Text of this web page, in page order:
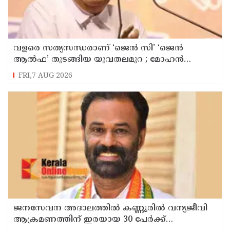
വളരെ സത്യസന്ധരാണ് ‘ജെൻ സി’ ‘ജെൻ
ആൽഫ’ തുടങ്ങിയ യുവതലമുറ ; മോഹൻ
ഭാഗവത്
FRI,7 AUG 2026
ജനസേവന അദാലത്തിൽ കണ്ണൂരിൽ വന്യജീവി
ആക്രമണത്തിന് ഇരയായ 30 പേർക്ക്